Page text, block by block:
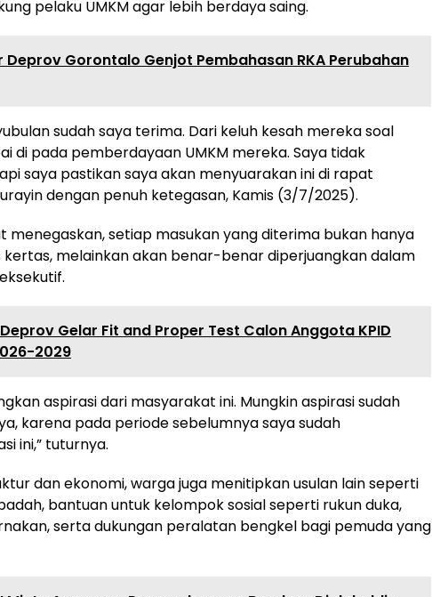
pelaku UMKM agar lebih berdaya saing.
Deprov Gorontalo Genjot Pembahasan RKA Perubahan
sudah saya terima. Dari keluh kesah mereka soal
di pada pemberdayaan UMKM mereka. Saya tidak
saya pastikan saya akan menyuarakan ini di rapat
dengan penuh ketegasan, Kamis (3/7/2025).
menegaskan, setiap masukan yang diterima bukan hanya
melainkan akan benar-benar diperjuangkan dalam
Gelar Fit and Proper Test Calon Anggota KPID
2029
aspirasi dari masyarakat ini. Mungkin aspirasi sudah
karena pada periode sebelumnya saya sudah
ini,” tuturnya.
dan ekonomi, warga juga menitipkan usulan lain seperti
bantuan untuk kelompok sosial seperti rukun duka,
serta dukungan peralatan bengkel bagi pemuda yang